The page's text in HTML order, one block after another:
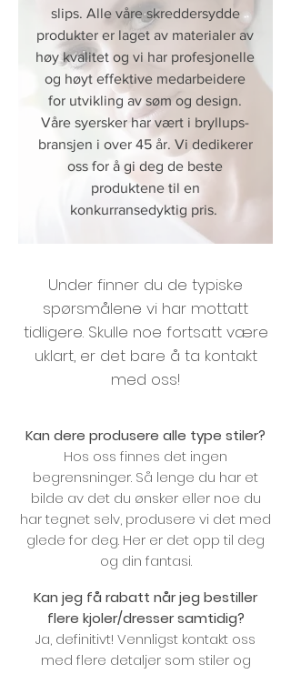
slips. Alle våre skreddersydde
produkter er laget av materialer av
høy kvalitet og vi har profesjonelle
og høyt effektive medarbeidere
for utvikling av søm og design.
Våre syersker har vært i bryllups-
bransjen i over 45 år. Vi dedikerer
oss for å gi deg de beste
produktene til en
konkurransedyktig pris.
Under finner du de typiske
spørsmålene vi har mottatt
tidligere. Skulle noe fortsatt være
uklart, er det bare å ta kontakt
med oss!
Kan dere produsere alle type stiler?
Hos oss finnes det ingen
begrensninger. Så lenge du har et
bilde av det du ønsker eller noe du
har tegnet selv, produsere vi det med
glede for deg. Her er det opp til deg
og din fantasi.
Kan jeg få rabatt når jeg bestiller
flere kjoler/dresser samtidig?
Ja, definitivt! Vennligst kontakt oss
med flere detaljer som stiler og